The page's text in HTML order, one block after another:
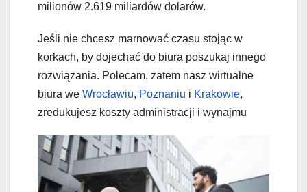
milionów 2.619 miliardów dolarów.
Jeśli nie chcesz marnować czasu stojąc w
korkach, by dojechać do biura poszukaj innego
rozwiązania. Polecam, zatem nasz wirtualne
biura we Wrocławiu, Poznaniu i Krakowie,
zredukujesz koszty administracji i wynajmu